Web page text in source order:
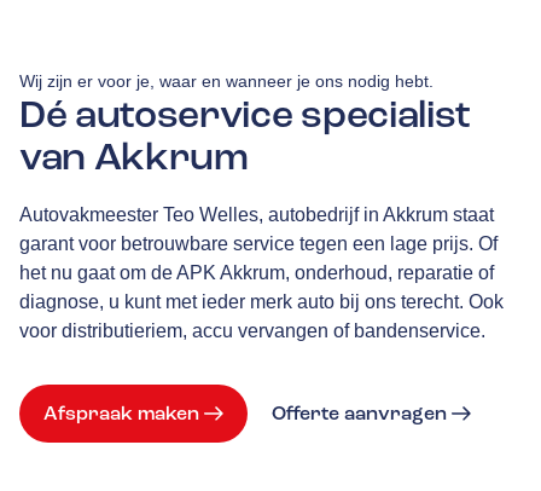
Dé autoservice specialist
van Akkrum
Wij zijn er voor je, waar en wanneer je ons nodig hebt.
Autovakmeester Teo Welles, autobedrijf in Akkrum staat
garant voor betrouwbare service tegen een lage prijs. Of
het nu gaat om de APK Akkrum, onderhoud, reparatie of
diagnose, u kunt met ieder merk auto bij ons terecht. Ook
voor distributieriem, accu vervangen of bandenservice.
Afspraak maken Offerte aanvragen